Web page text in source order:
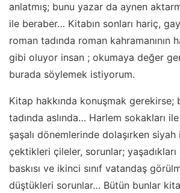
anlatmış; bunu yazar da aynen
ile beraber… Kitabın sonları hariç,
roman tadında roman kahramanının
gibi oluyor insan ; okumaya değer
burada söylemek istiyorum.
Kitap hakkında konuşmak gerekirse;
tadında aslında… Harlem sokakları
şaşalı dönemlerinde dolaşırken siyah
çektikleri çileler, sorunlar;
baskısı ve ikinci sınıf vatandaş
düştükleri sorunlar… Bütün bunlar